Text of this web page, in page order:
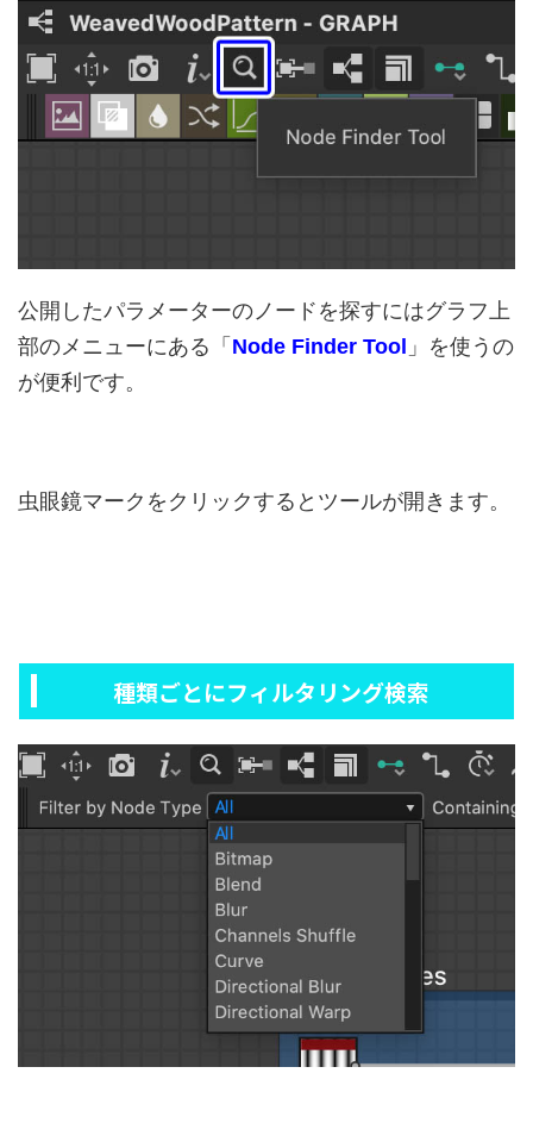
公開したパラメーターのノードを探すにはグラフ上
部のメニューにある「 Node Finder Tool 」を使うの
が便利です。
虫眼鏡マークをクリックするとツールが開きます。
種類ごとにフィルタリング検索